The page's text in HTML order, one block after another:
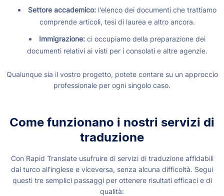
Settore accademico:l'elenco dei documenti che trattiamo
comprende articoli, tesi di laurea e altro ancora.
Immigrazione:ci occupiamo della preparazione dei
documenti relativi ai visti per i consolati e altre agenzie.
Qualunque sia il vostro progetto, potete contare su un approccio
professionale per ogni singolo caso.
Come funzionano i nostri servizi di
traduzione
Con Rapid Translate usufruire di servizi di traduzione affidabili
dal turco all'inglese e viceversa, senza alcuna difficoltà. Segui
questi tre semplici passaggi per ottenere risultati efficaci e di
qualità: